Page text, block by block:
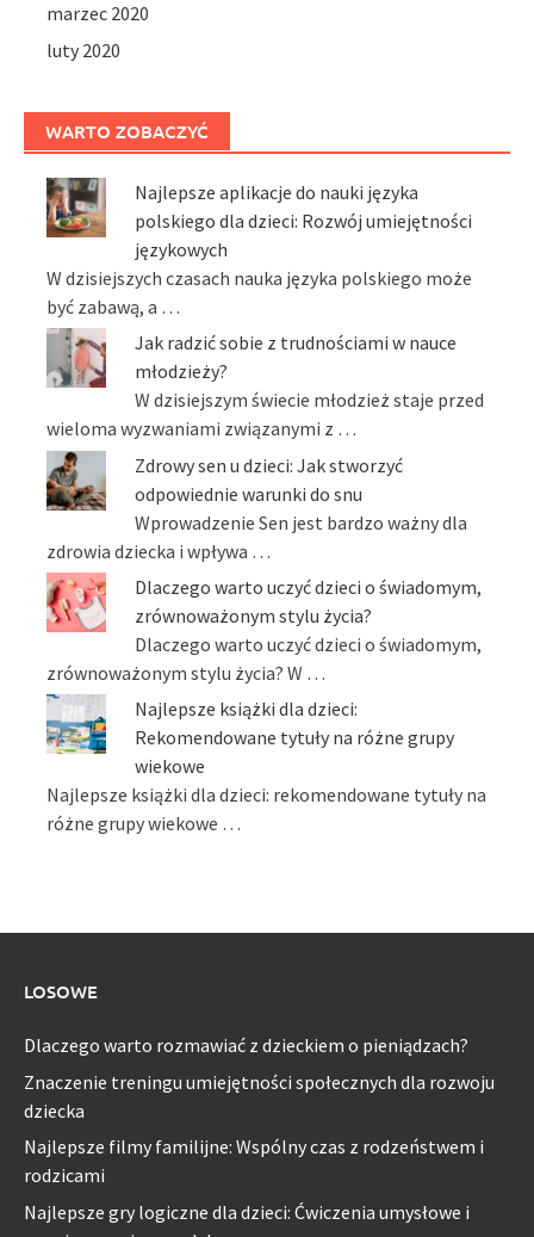
marzec 2020
luty 2020
WARTO ZOBACZYĆ
Najlepsze aplikacje do nauki języka
polskiego dla dzieci: Rozwój umiejętności
językowych
W dzisiejszych czasach nauka języka polskiego może
być zabawą, a …
Jak radzić sobie z trudnościami w nauce
młodzieży?
W dzisiejszym świecie młodzież staje przed
wieloma wyzwaniami związanymi z …
Zdrowy sen u dzieci: Jak stworzyć
odpowiednie warunki do snu
Wprowadzenie Sen jest bardzo ważny dla
zdrowia dziecka i wpływa …
Dlaczego warto uczyć dzieci o świadomym,
zrównoważonym stylu życia?
Dlaczego warto uczyć dzieci o świadomym,
zrównoważonym stylu życia? W …
Najlepsze książki dla dzieci:
Rekomendowane tytuły na różne grupy
wiekowe
Najlepsze książki dla dzieci: rekomendowane tytuły na
różne grupy wiekowe …
LOSOWE
Dlaczego warto rozmawiać z dzieckiem o pieniądzach?
Znaczenie treningu umiejętności społecznych dla rozwoju
dziecka
Najlepsze filmy familijne: Wspólny czas z rodzeństwem i
rodzicami
Najlepsze gry logiczne dla dzieci: Ćwiczenia umysłowe i